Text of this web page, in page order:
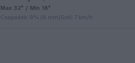
Max 32° / Min 18°
Csapadék: 0% (0 mm)Szél: 7 km/h